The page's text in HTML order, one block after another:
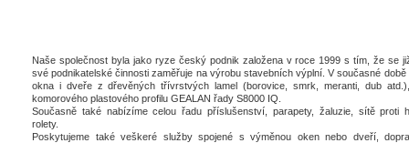
Naše společnost byla jako ryze český podnik založena v roce 1999 s tím, že se
své podnikatelské činnosti zaměřuje na výrobu stavebních výplní. V současné
okna i dveře z dřevěných třívrstvých lamel (borovice, smrk, meranti, dub
komorového plastového profilu GEALAN řady S8000 IQ.
Současně také nabízíme celou řadu příslušenství, parapety, žaluzie, sítě proti
rolety.
Poskytujeme také veškeré služby spojené s výměnou oken nebo dveří,